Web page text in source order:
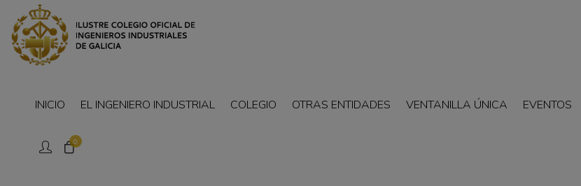
0
INICIO EL INGENIERO INDUSTRIAL COLEGIO OTRAS ENTIDADES VENTANILLA ÚNICA EVENTOS